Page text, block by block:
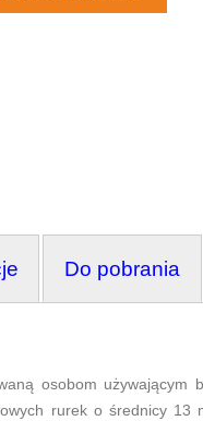
Do pobrania
osobom używającym
rurek o średnicy 13